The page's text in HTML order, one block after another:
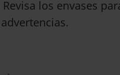
los envases